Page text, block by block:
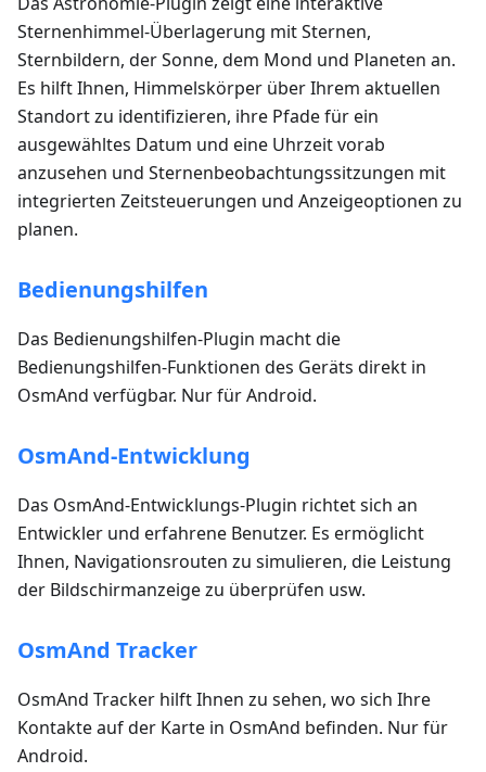
Sternenhimmel-Überlagerung mit Sternen,
Sternbildern, der Sonne, dem Mond und Planeten an.
Es hilft Ihnen, Himmelskörper über Ihrem aktuellen
Standort zu identifizieren, ihre Pfade für ein
ausgewähltes Datum und eine Uhrzeit vorab
anzusehen und Sternenbeobachtungssitzungen mit
integrierten Zeitsteuerungen und Anzeigeoptionen zu
planen.
Bedienungshilfen
Das Bedienungshilfen-Plugin macht die
Bedienungshilfen-Funktionen des Geräts direkt in
OsmAnd verfügbar. Nur für Android.
OsmAnd-Entwicklung
Das OsmAnd-Entwicklungs-Plugin richtet sich an
Entwickler und erfahrene Benutzer. Es ermöglicht
Ihnen, Navigationsrouten zu simulieren, die Leistung
der Bildschirmanzeige zu überprüfen usw.
OsmAnd Tracker
OsmAnd Tracker hilft Ihnen zu sehen, wo sich Ihre
Kontakte auf der Karte in OsmAnd befinden. Nur für
Android.